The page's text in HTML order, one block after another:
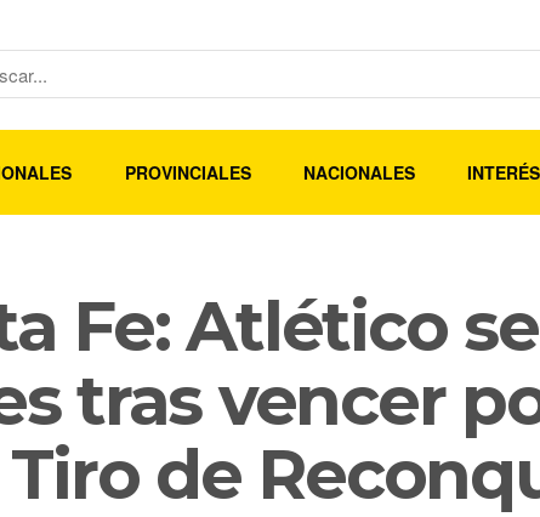
PROVINCIALES NACIONALES
Fe: Atlético
tras vencer
de